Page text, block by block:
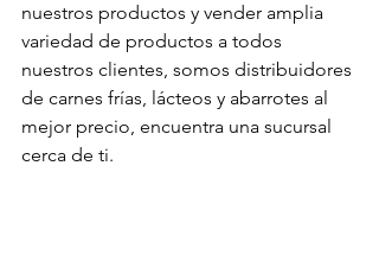
nuestros productos y vender amplia
variedad de productos a todos
nuestros clientes, somos distribuidores
de carnes frías, lácteos y abarrotes al
mejor precio, encuentra una sucursal
cerca de ti.